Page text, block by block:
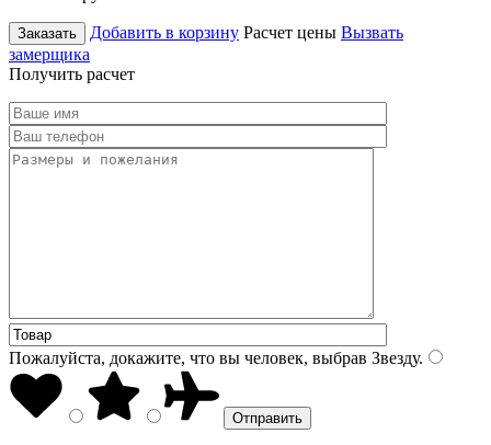
Заказать Добавить в корзину Расчет цены Вызвать
замерщика
Получить расчет
Пожалуйста, докажите, что вы человек, выбрав Звезду.